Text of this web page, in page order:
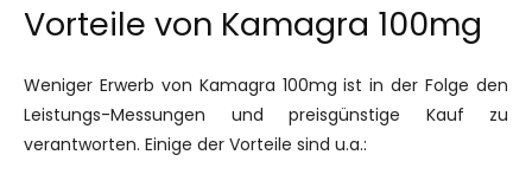
Vorteile von Kamagra 100mg
Weniger Erwerb von Kamagra 100mg ist in der Folge den
Leistungs-Messungen und preisgünstige Kauf zu
verantworten. Einige der Vorteile sind u.a.: